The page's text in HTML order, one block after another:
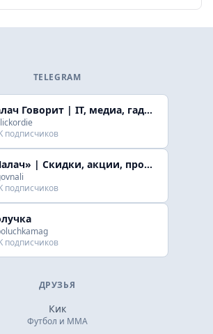
TELEGRAM
Палач Говорит | IT, медиа, гaджеты, скидки
подписчиков
«Палач» | Скидки, акции, промокоды
подписчиков
подписчиков
ДРУЗЬЯ
Кик
Футбол и ММА